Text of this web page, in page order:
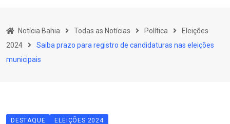
Educação
Política
Notícia Bahia Todas as Notícias Política
Eleições
2024
Saiba prazo para registro de candidaturas nas eleições
municipais
DESTAQUE ELEIÇÕES 2024